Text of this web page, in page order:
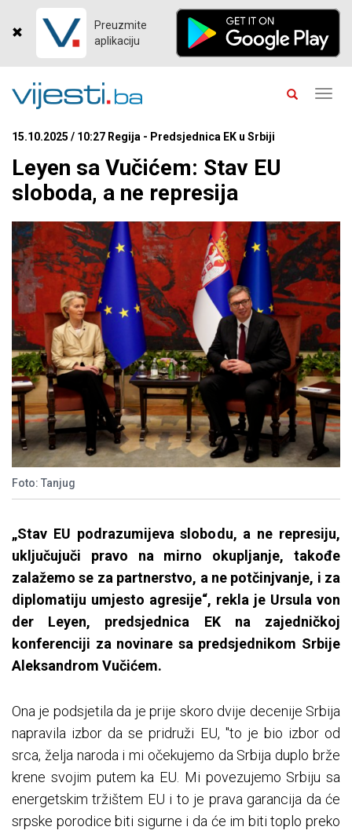
Preuzmite
aplikaciju
15.10.2025 / 10:27 Regija - Predsjednica EK u Srbiji
Leyen sa Vučićem: Stav EU
sloboda, a ne represija
Foto: Tanjug
„Stav EU podrazumijeva slobodu, a ne represiju,
uključujuči pravo na mirno okupljanje, takođe
zalažemo se za partnerstvo, a ne potčinjvanje, i za
diplomatiju umjesto agresije“, rekla je Ursula von
der Leyen, predsjednica EK na zajedničkoj
konferenciji za novinare sa predsjednikom Srbije
Aleksandrom Vučićem.
Ona je podsjetila da je prije skoro dvije decenije Srbija
napravila izbor da se pridruži EU, "to je bio izbor od
srca, želja naroda i mi očekujemo da Srbija duplo brže
krene svojim putem ka EU. Mi povezujemo Srbiju sa
energetskim tržištem EU i to je prava garancija da će
srpske porodice biti sigurne i da će im biti toplo preko